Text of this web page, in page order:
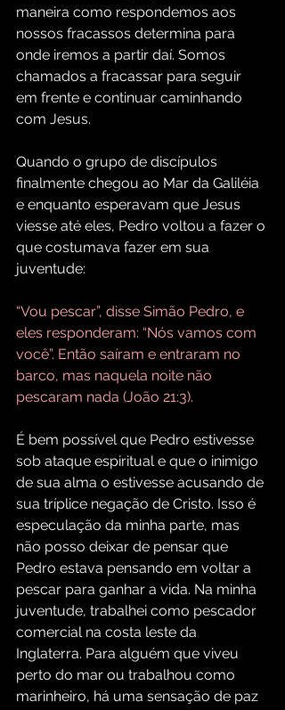
maneira como respondemos aos
nossos fracassos determina para
onde iremos a partir daí. Somos
chamados a fracassar para seguir
em frente e continuar caminhando
com Jesus.
Quando o grupo de discípulos
finalmente chegou ao Mar da Galiléia
e enquanto esperavam que Jesus
viesse até eles, Pedro voltou a fazer o
que costumava fazer em sua
juventude:
“Vou pescar”, disse Simão Pedro, e
eles responderam: “Nós vamos com
você”. Então saíram e entraram no
barco, mas naquela noite não
pescaram nada (João 21:3).
É bem possível que Pedro estivesse
sob ataque espiritual e que o inimigo
de sua alma o estivesse acusando de
sua tríplice negação de Cristo. Isso é
especulação da minha parte, mas
não posso deixar de pensar que
Pedro estava pensando em voltar a
pescar para ganhar a vida. Na minha
juventude, trabalhei como pescador
comercial na costa leste da
Inglaterra. Para alguém que viveu
perto do mar ou trabalhou como
marinheiro, há uma sensação de paz